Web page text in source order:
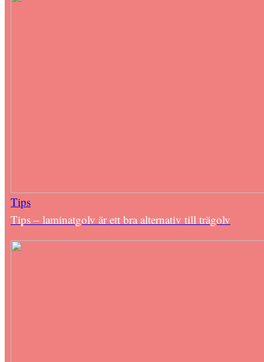
Tips
Tips – laminatgolv är ett bra alternativ till trägolv